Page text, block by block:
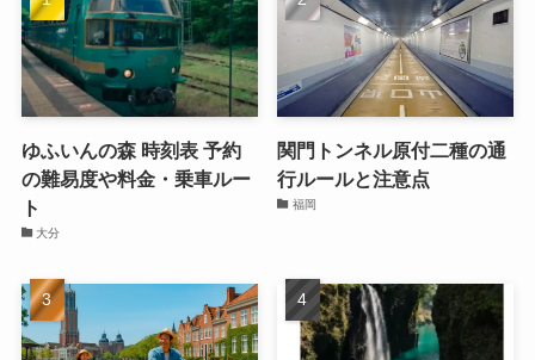
ゆふいんの森 時刻表 予約
の難易度や料金・乗車ルー
ト
大分
関門トンネル原付二種の通
行ルールと注意点
福岡